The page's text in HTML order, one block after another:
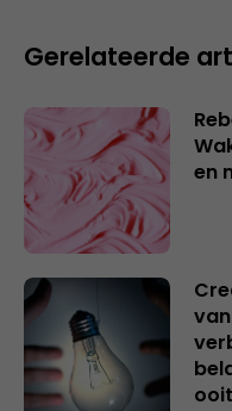
Gerelateerde
en
ooit